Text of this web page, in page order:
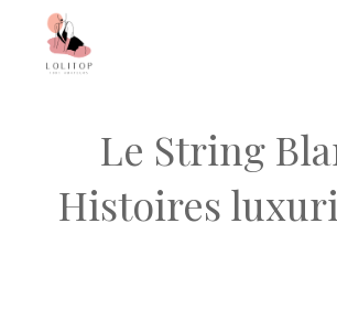
Le String
Histoires